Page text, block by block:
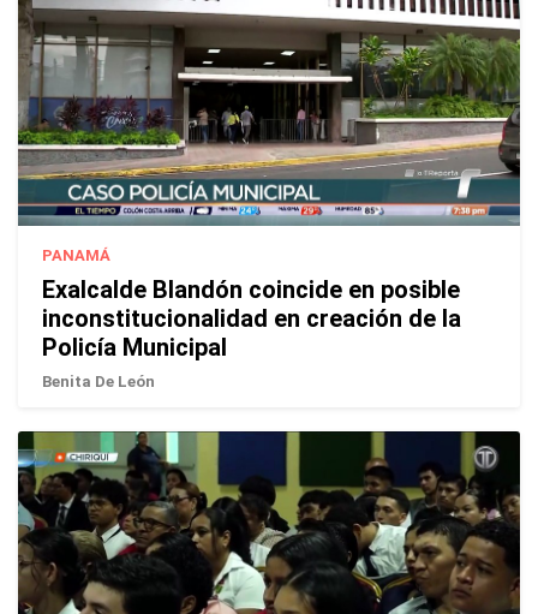
PANAMÁ
Exalcalde Blandón coincide en posible
inconstitucionalidad en creación de la
Policía Municipal
Benita De León